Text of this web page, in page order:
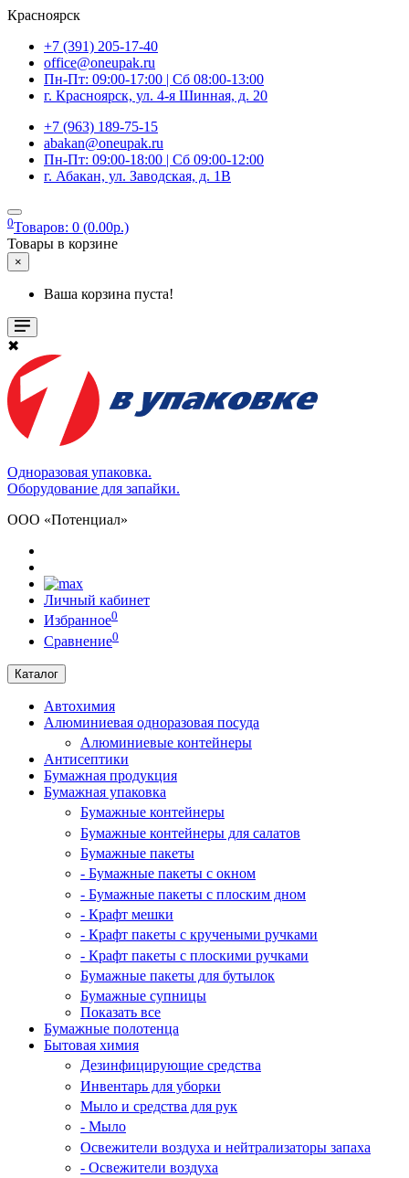
Красноярск
+7 (391) 205-17-40
office@oneupak.ru
Пн-Пт: 09:00-17:00 | Сб 08:00-13:00
г. Красноярск, ул. 4-я Шинная, д. 20
+7 (963) 189-75-15
abakan@oneupak.ru
Пн-Пт: 09:00-18:00 | Сб 09:00-12:00
г. Абакан, ул. Заводская, д. 1В
0Товаров: 0 (0.00р.)
Товары в корзине
×
Ваша корзина пуста!
✖
Одноразовая упаковка.
Оборудование для запайки.
ООО «Потенциал»
Личный кабинет
Избранное0
Сравнение0
Каталог
Автохимия
Алюминиевая одноразовая посуда
Алюминиевые контейнеры
Антисептики
Бумажная продукция
Бумажная упаковка
Бумажные контейнеры
Бумажные контейнеры для салатов
Бумажные пакеты
- Бумажные пакеты с окном
- Бумажные пакеты с плоским дном
- Крафт мешки
- Крафт пакеты с кручеными ручками
- Крафт пакеты с плоскими ручками
Бумажные пакеты для бутылок
Бумажные супницы
Показать все
Бумажные полотенца
Бытовая химия
Дезинфицирующие средства
Инвентарь для уборки
Мыло и средства для рук
- Мыло
Освежители воздуха и нейтрализаторы запаха
- Освежители воздуха